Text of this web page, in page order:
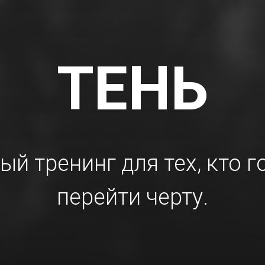
ТЕНЬ
тренинг для тех, кто
перейти черту.